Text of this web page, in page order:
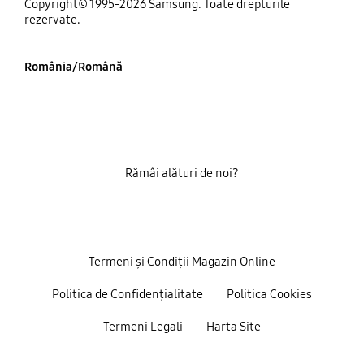
Copyright© 1995-2026 Samsung. Toate drepturile
rezervate.
România/Română
Termeni și Condiții Magazin Online
Politica de Confidențialitate Politica Cookies
Termeni Legali Harta Site
Rămâi alături de noi?